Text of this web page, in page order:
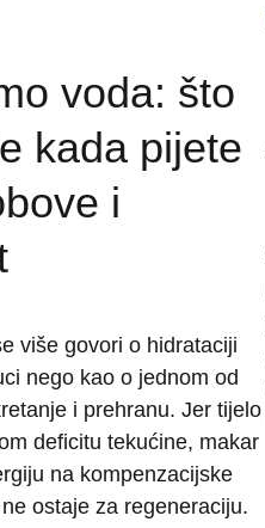
voda: što
kada pijete
i
više govori o hidrataciji
nego kao o jednom od
i prehranu. Jer tijelo
deficitu tekućine, makar
na kompenzacijske
ostaje za regeneraciju.